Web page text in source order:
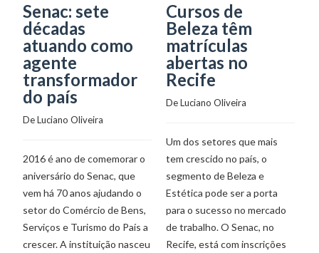
Senac: sete
décadas
atuando como
agente
transformador
do país
De Luciano Oliveira
2016 é ano de comemorar o
aniversário do Senac, que
vem há 70 anos ajudando o
setor do Comércio de Bens,
Serviços e Turismo do País a
crescer. A instituição nasceu
Cursos de
Beleza têm
matrículas
abertas no
Recife
De Luciano Oliveira
Um dos setores que mais
tem crescido no país, o
segmento de Beleza e
Estética pode ser a porta
para o sucesso no mercado
de trabalho. O Senac, no
Recife, está com inscrições